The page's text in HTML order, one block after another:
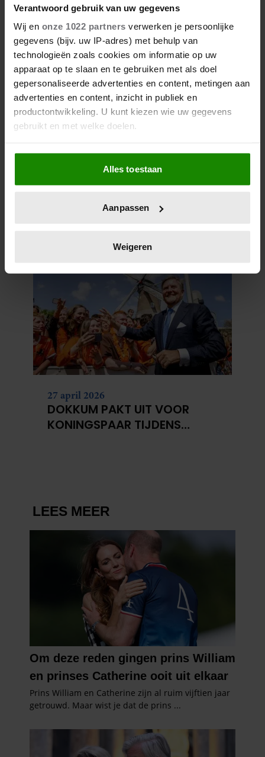
Verantwoord gebruik van uw gegevens
Wij en onze 1022 partners verwerken je persoonlijke
gegevens (bijv. uw IP-adres) met behulp van
technologieën zoals cookies om informatie op uw
apparaat op te slaan en te gebruiken met als doel
gepersonaliseerde advertenties en content, metingen aan
advertenties en content, inzicht in publiek en
productontwikkeling. U kunt kiezen wie uw gegevens
gebruikt en met welke doelen.
Als u het toestaat, willen we ook graag:
Informatie verzamelen over uw geografische
locatie, die tot een paar meter nauwkeurig kan zijn
scannen op specifieke eigenschappen (fingerprinting)
verwerkt en stel uw voorkeuren in het
intrekken in de Cookieverklaring.
We gebruiken cookies om content en advertenties te
personaliseren, om functies voor social media te bieden
en om ons websiteverkeer te analyseren. Ook delen we
informatie over uw gebruik van onze site met onze
partners voor social media, adverteren en analyse. Deze
partners kunnen deze gegevens combineren met andere
verzameld op basis van uw gebruik van hun services. U
gaat akkoord met onze cookies als u onze website blijft
gebruiken.
Alles toestaan
Aanpassen
Weigeren
DÍT ZIJN FAVORIETE
RESTAURANTS VAN ELOISE
KONING WILLEM-ALEXANDER
27 april 2026
DOKKUM PAKT UIT VOOR
KONINGSPAAR TIJDENS